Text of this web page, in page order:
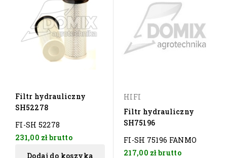
Filtr hydrauliczny
SH52278
FI-SH 52278
231,00 złbrutto
Dodaj do koszyka
HIFI
Filtr hydrauliczny
SH75196
FI-SH 75196 FANMO
217,00 złbrutto